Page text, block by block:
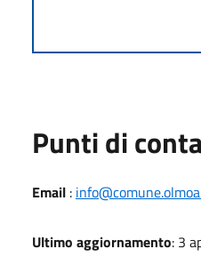
Punti di
Email :
Ultimo aggiornamento: 3